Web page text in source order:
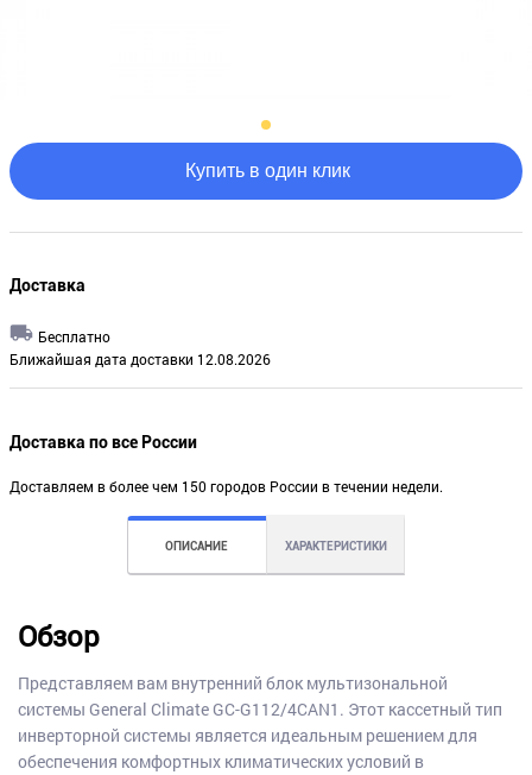
Купить в один клик
Доставка
Бесплатно
Ближайшая дата доставки 12.08.2026
Доставка по все России
Доставляем в более чем 150 городов России в течении недели.
ОПИСАНИЕ ХАРАКТЕРИСТИКИ
Обзор
Представляем вам внутренний блок мультизональной
системы General Climate GC-G112/4CAN1. Этот кассетный тип
инверторной системы является идеальным решением для
обеспечения комфортных климатических условий в